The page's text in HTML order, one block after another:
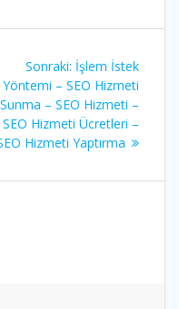
Sonraki: Sonraki
yazı:
İşlem İstek
Yöntemi – SEO Hizmeti
Sunma – SEO Hizmeti –
SEO Hizmeti Ücretleri –
Hizmeti Yaptırma